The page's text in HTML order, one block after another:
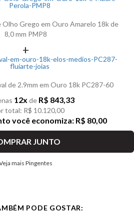
Olho Grego em Ouro Amarelo 18k de
8,0 mm PMP8
+
de 2.9mm em Ouro 18k PC287-60
12xde R$ 843,33
total: R$ 10.120,00
você economiza: R$ 80,00
JUNTO
mais Pingentes
PODE GOSTAR: